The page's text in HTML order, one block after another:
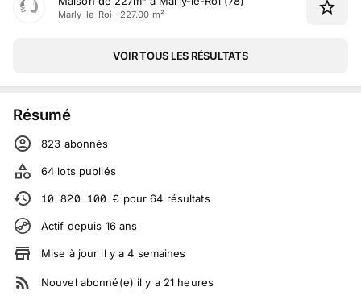
Marly-le-Roi · 227.00 m²
VOIR TOUS LES RÉSULTATS
Résumé
823 abonnés
64 lots publiés
10 820 100 € pour64 résultats
Actif depuis 16 ans
Mise à jour il y a4 semaines
Nouvel abonné(e) il y a 21 heures